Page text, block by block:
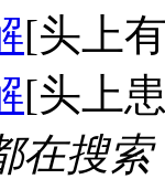
[头上
[头上
在搜索